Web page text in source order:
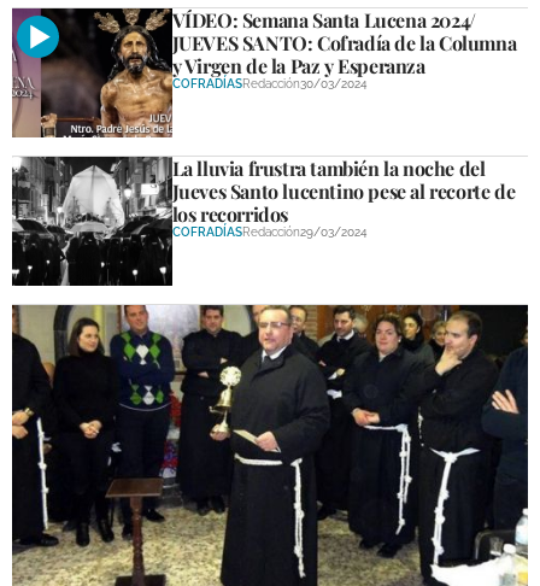
VÍDEO: Semana Santa Lucena 2024/
JUEVES SANTO: Cofradía de la Columna
y Virgen de la Paz y Esperanza
COFRADÍASRedacción30/03/2024
La lluvia frustra también la noche del
Jueves Santo lucentino pese al recorte de
los recorridos
COFRADÍASRedacción29/03/2024